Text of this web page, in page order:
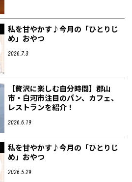
私を甘やかす♪今月の「ひとりじ
め」おやつ
2026.7.3
【贅沢に楽しむ自分時間】郡山
市・白河市注目のパン、カフェ、
レストランを紹介！
2026.6.19
私を甘やかす♪今月の「ひとりじ
め」おやつ
2026.5.29